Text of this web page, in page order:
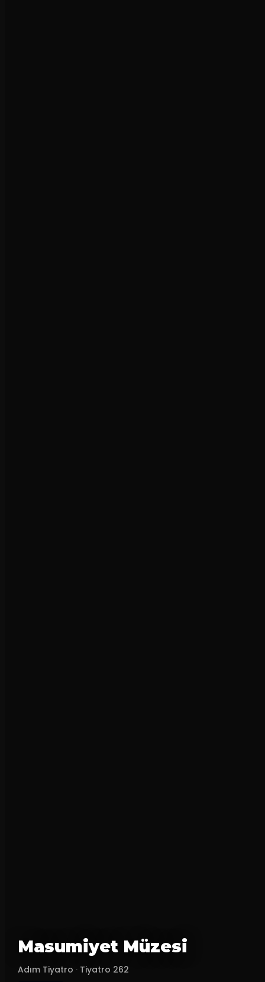
Masumiyet Müzesi
Adım Tiyatro · Tiyatro 262